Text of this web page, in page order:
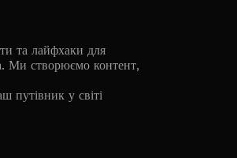
та лайфхаки для
Ми створюємо контент,
путівник у світі